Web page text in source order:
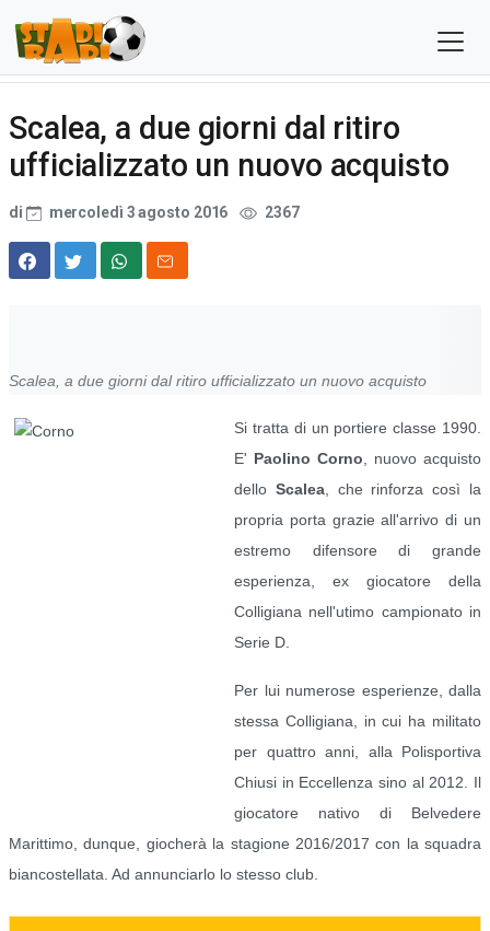
Scalea, a due giorni dal ritiro
ufficializzato un nuovo acquisto
di mercoledì 3 agosto 2016 2367
Scalea, a due giorni dal ritiro ufficializzato un nuovo acquisto
Si tratta di un portiere classe 1990.
E' Paolino Corno , nuovo acquisto
dello Scalea, che rinforza così la
propria porta grazie all'arrivo di un
estremo difensore di grande
esperienza, ex giocatore della
Colligiana nell'utimo campionato in
Serie D.
Per lui numerose esperienze, dalla
stessa Colligiana, in cui ha militato
per quattro anni, alla Polisportiva
Chiusi in Eccellenza sino al 2012. Il
giocatore nativo di Belvedere
Marittimo, dunque, giocherà la stagione 2016/2017 con la squadra
biancostellata. Ad annunciarlo lo stesso club.